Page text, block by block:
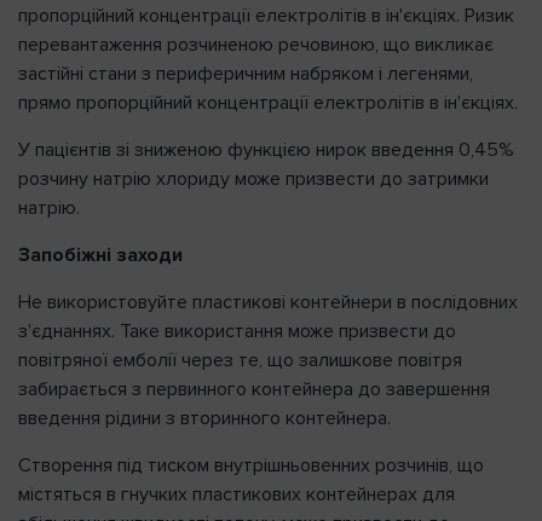
пропорційний концентрації електролітів в ін'єкціях. Ризик
перевантаження розчиненою речовиною, що викликає
застійні стани з периферичним набряком і легенями,
прямо пропорційний концентрації електролітів в ін'єкціях.
У пацієнтів зі зниженою функцією нирок введення 0,45%
розчину натрію хлориду може призвести до затримки
натрію.
Запобіжні заходи
Не використовуйте пластикові контейнери в послідовних
з'єднаннях. Таке використання може призвести до
повітряної емболії через те, що залишкове повітря
забирається з первинного контейнера до завершення
введення рідини з вторинного контейнера.
Створення під тиском внутрішньовенних розчинів, що
містяться в гнучких пластикових контейнерах для